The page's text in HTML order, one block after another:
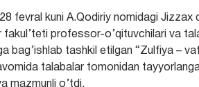
fevral kuni A.Qodiriy nomidagi
fakul’teti professor-o’qituvchilari va
bag’ishlab tashkil etilgan “Zulfiya –
talabalar tomonidan
mazmunli o’tdi.